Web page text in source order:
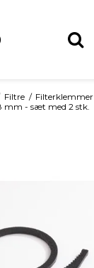
Filtre / Filterklemmer
mm - sæt med 2 stk.